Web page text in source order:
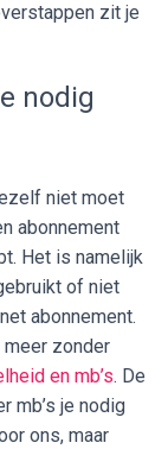
zit je
nodig
niet moet
abonnement
Het is namelijk
of niet
abonnement.
zonder
en mb’s. De
mb’s je nodig
ons, maar